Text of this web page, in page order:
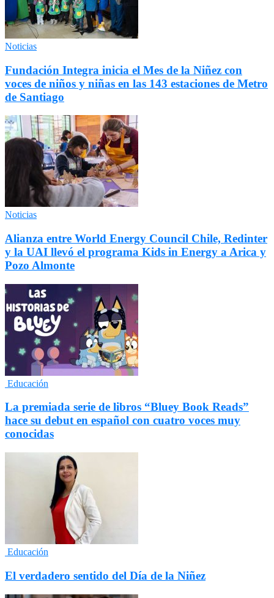
Noticias
Fundación Integra inicia el Mes de la Niñez con
voces de niños y niñas en las 143 estaciones de Metro
de Santiago
Noticias
Alianza entre World Energy Council Chile, Redinter
y la UAI llevó el programa Kids in Energy a Arica y
Pozo Almonte
Educación
La premiada serie de libros “Bluey Book Reads”
hace su debut en español con cuatro voces muy
conocidas
Educación
El verdadero sentido del Día de la Niñez